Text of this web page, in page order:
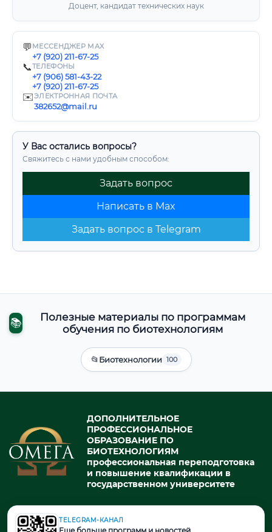
Доцент, кандидат технических наук
💬 МЕССЕНДЖЕР MAX
+7 (920) 211-67-25
📞ТЕЛЕФОНЫ
+7 (906) 581-43-22
+7 (920) 211-67-25
✉️ЭЛЕКТРОННАЯ ПОЧТА
382652@mail.ru
У Вас остались вопросы?
Свяжитесь с нами удобным способом:
Задать вопрос
Написать в Max
Задать вопрос в Telegram
📚
Полезные материалы по программам
обучения по биотехнологиям
📂Биотехнологии 100
ДОПОЛНИТЕЛЬНОЕ
ПРОФЕССИОНАЛЬНОЕ
ОБРАЗОВАНИЕ ПО
БИОТЕХНОЛОГИЯМ
профессиональная переподготовка
и повышение квалификации в
государственном университете
© 2026. При использовании материалов портала активная ссылка
TELEGRAM-КАНАЛ